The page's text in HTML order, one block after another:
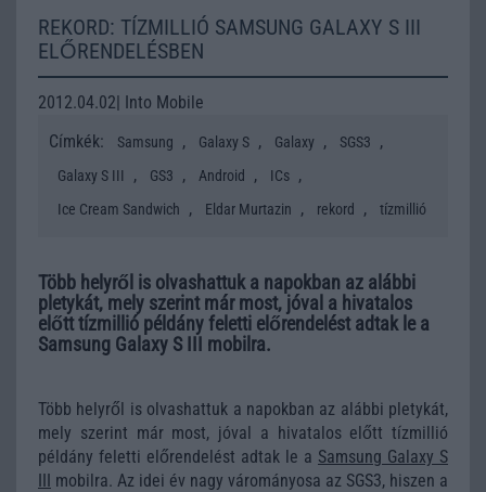
REKORD: TÍZMILLIÓ SAMSUNG GALAXY S III
ELŐRENDELÉSBEN
2012.04.02| Into Mobile
Címkék:
Samsung , Galaxy S , Galaxy , SGS3 ,
Galaxy S III , GS3 , Android , ICs ,
Ice Cream Sandwich , Eldar Murtazin , rekord , tízmillió
Több helyről is olvashattuk a napokban az alábbi
pletykát, mely szerint már most, jóval a hivatalos
előtt tízmillió példány feletti előrendelést adtak le a
Samsung Galaxy S III mobilra.
Több helyről is olvashattuk a napokban az alábbi pletykát,
mely szerint már most, jóval a hivatalos előtt tízmillió
példány feletti előrendelést adtak le a Samsung Galaxy S
III mobilra. Az idei év nagy várományosa az SGS3, hiszen a